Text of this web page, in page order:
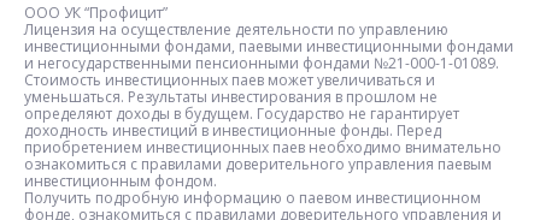
ООО УК “Профицит”
Лицензия на осуществление деятельности по управлению
инвестиционными фондами, паевыми инвестиционными фондами
и негосударственными пенсионными фондами №21-000-1-01089.
Стоимость инвестиционных паев может увеличиваться и
уменьшаться. Результаты инвестирования в прошлом не
определяют доходы в будущем. Государство не гарантирует
доходность инвестиций в инвестиционные фонды. Перед
приобретением инвестиционных паев необходимо внимательно
ознакомиться с правилами доверительного управления паевым
инвестиционным фондом.
Получить подробную информацию о паевом инвестиционном
фонде, ознакомиться с правилами доверительного управления и